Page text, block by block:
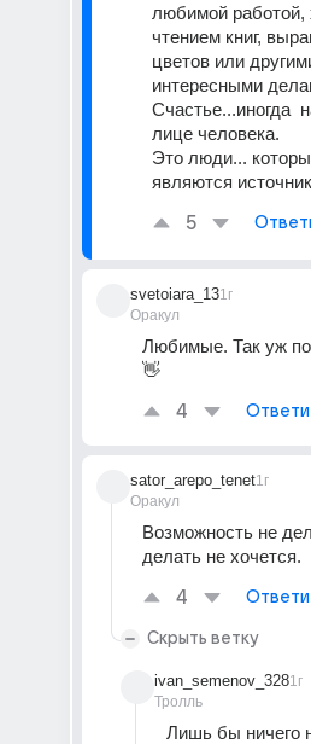
любимой работой,
чтением книг,
цветов или
интересными
Счастье...иногда
лице человека.
Это люди...
являются
5
svetoiara_13
Оракул
1г
Любимые. Так уж
👋
4
sator_arepo_tenet
Оракул
1г
Возможность не
делать не хочется.
4
Скрыть ветку
ivan_semenov_328
Тролль
1г
Лишь бы ничего